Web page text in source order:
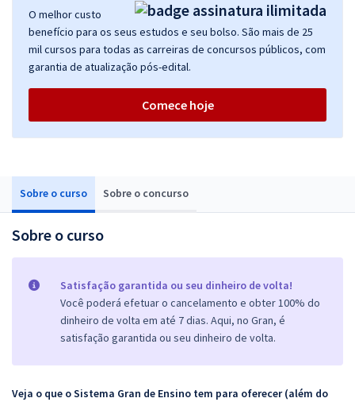
Sobre o curso Sobre o concurso
Sobre o curso
Satisfação garantida ou seu dinheiro de volta!
Você poderá efetuar o cancelamento e obter 100% do
dinheiro de volta em até 7 dias. Aqui, no Gran, é
satisfação garantida ou seu dinheiro de volta.
Veja o que o Sistema Gran de Ensino tem para oferecer (além do
O melhor custo
benefício para os seus estudos e seu bolso. São mais de 25
mil cursos para todas as carreiras de concursos públicos, com
garantia de atualização pós-edital.
Comece hoje